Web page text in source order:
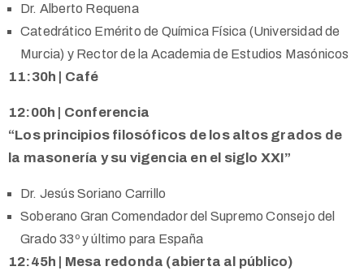
Dr. Alberto Requena
Catedrático Emérito de Química Física (Universidad de
Murcia) y Rector de la Academia de Estudios Masónicos
11:30h | Café
12:00h | Conferencia
“Los principios filosóficos de los altos grados de
la masonería y su vigencia en el siglo XXI”
Dr. Jesús Soriano Carrillo
Soberano Gran Comendador del Supremo Consejo del
Grado 33º y último para España
12:45h | Mesa redonda (abierta al público)